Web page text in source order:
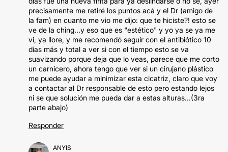
precisamente me retiré los puntos acá y el Dr (amigo de
la fam) en cuanto me vio me dijo: que te hiciste?! esto se
ve de la ching...y eso que es "estético" y yo ya se ya me
vi, ya llore, y me recomendó seguir con el antibiótico 10
días más y total a ver si con el tiempo esto se va
suavizando porque deja que lo veas, parece que me corto
un carnicero, ahora tengo que ver si un cirujano plástico
me puede ayudar a minimizar esta cicatriz, claro que voy
a contactar al Dr responsable de esto pero estando lejos
ni se que solución me pueda dar a estas alturas...(3ra
parte abajo)
Responder
ANYIS